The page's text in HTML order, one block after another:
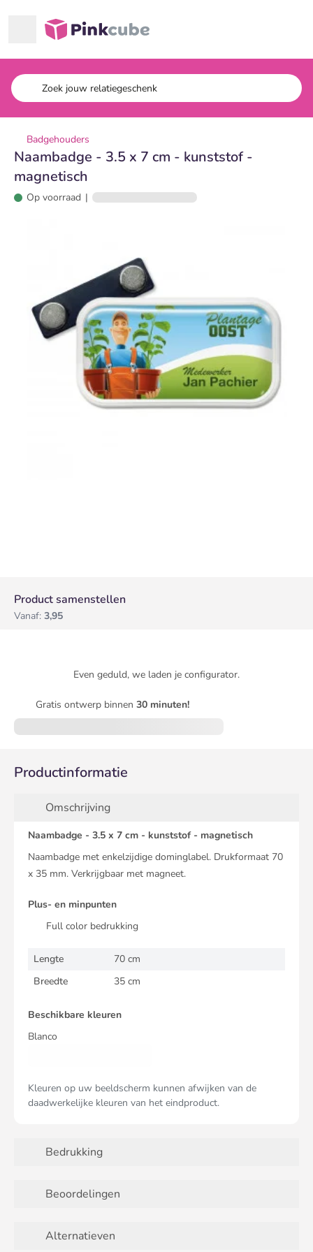
Pinkcube
Badgehouders
Naambadge - 3.5 x 7 cm - kunststof -
magnetisch
Op voorraad |
Product samenstellen
Vanaf: 3,95
Even geduld, we laden je configurator.
Gratis ontwerp binnen 30 minuten!
Productinformatie
Omschrijving
Naambadge - 3.5 x 7 cm - kunststof - magnetisch
Naambadge met enkelzijdige dominglabel. Drukformaat 70
x 35 mm. Verkrijgbaar met magneet.
Plus- en minpunten
Full color bedrukking
Lengte
70 cm
Breedte
35 cm
Beschikbare kleuren
Blanco
Kleuren op uw beeldscherm kunnen afwijken van de
daadwerkelijke kleuren van het eindproduct.
Bedrukking
Beoordelingen
Alternatieven